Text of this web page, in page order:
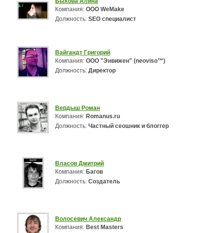
Компания: ООО WeMake
Должность: SEO специалист
Вайгандт Григорий
Компания: ООО "Энвижен" (neoviso™)
Должность: Директор
Вердыш Роман
Компания: Romanus.ru
Должность: Частный сеошник и блоггер
Власов Дмитрий
Компания: Багов
Должность: Создатель
Волосевич Александр
Компания: Best Masters